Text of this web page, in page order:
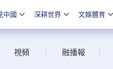
中國 深耕世界 文娛體育
視頻 融播報